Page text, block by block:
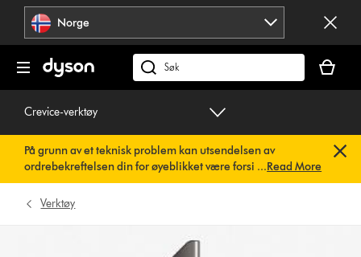
Hopp
navigering
Norge
Søk
på
din
er
Crevice-verktøy
På grunn av et teknisk problem kan utsendelsen av
ordrebekreftelsen din for øyeblikket være forsinket. Vi
jobber allerede med en rask løsning.Du trenger ikke å
gjøre noe. Ordrebekreftelsen din vil snart bli sendt til deg
...Read More
Verktøy